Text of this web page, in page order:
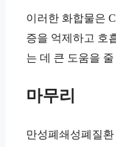
이러한 화합물은
증을 억제하고 호
는 데 큰 도움을
마무리
만성폐쇄성폐질환